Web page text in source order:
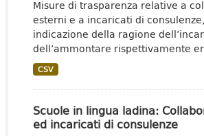
Misure di trasparenza relative a
esterni e a incaricati di
indicazione della ragione
dell’ammontare rispettivamente
CSV
Scuole in lingua ladina:
ed incaricati di consulenze